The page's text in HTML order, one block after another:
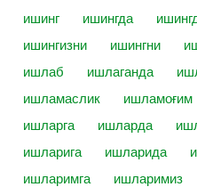
ишинг
ишингда
ишингизни
ишингни
ишлаб
ишлаганда
ишламаслик
ишламоғим
ишларга
ишларда
ишларига
ишларида
ишларимга
ишларимиз